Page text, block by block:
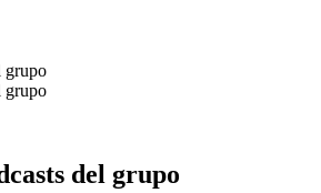
grupo
grupo
del grupo